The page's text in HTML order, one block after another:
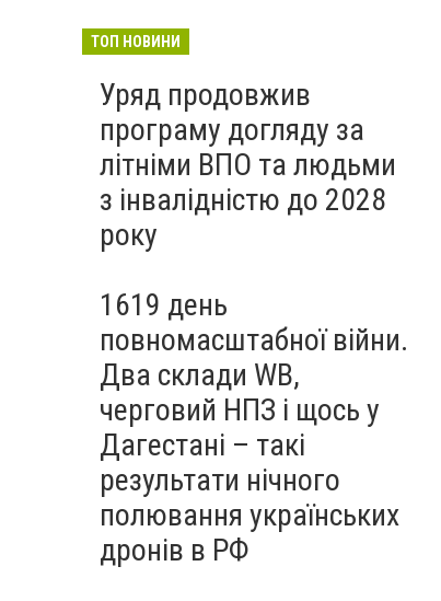
— ВІДЕО
ТОП НОВИНИ
Уряд продовжив
програму догляду за
літніми ВПО та людьми
з інвалідністю до 2028
року
1619 день
повномасштабної війни.
Два склади WB,
черговий НПЗ і щось у
Дагестані – такі
результати нічного
полювання українських
дронів в РФ